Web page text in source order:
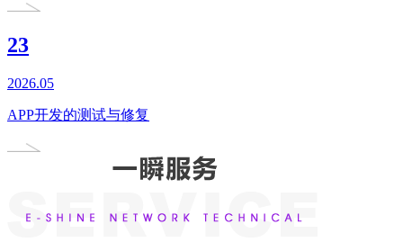
23
2026.05
APP开发的测试与修复